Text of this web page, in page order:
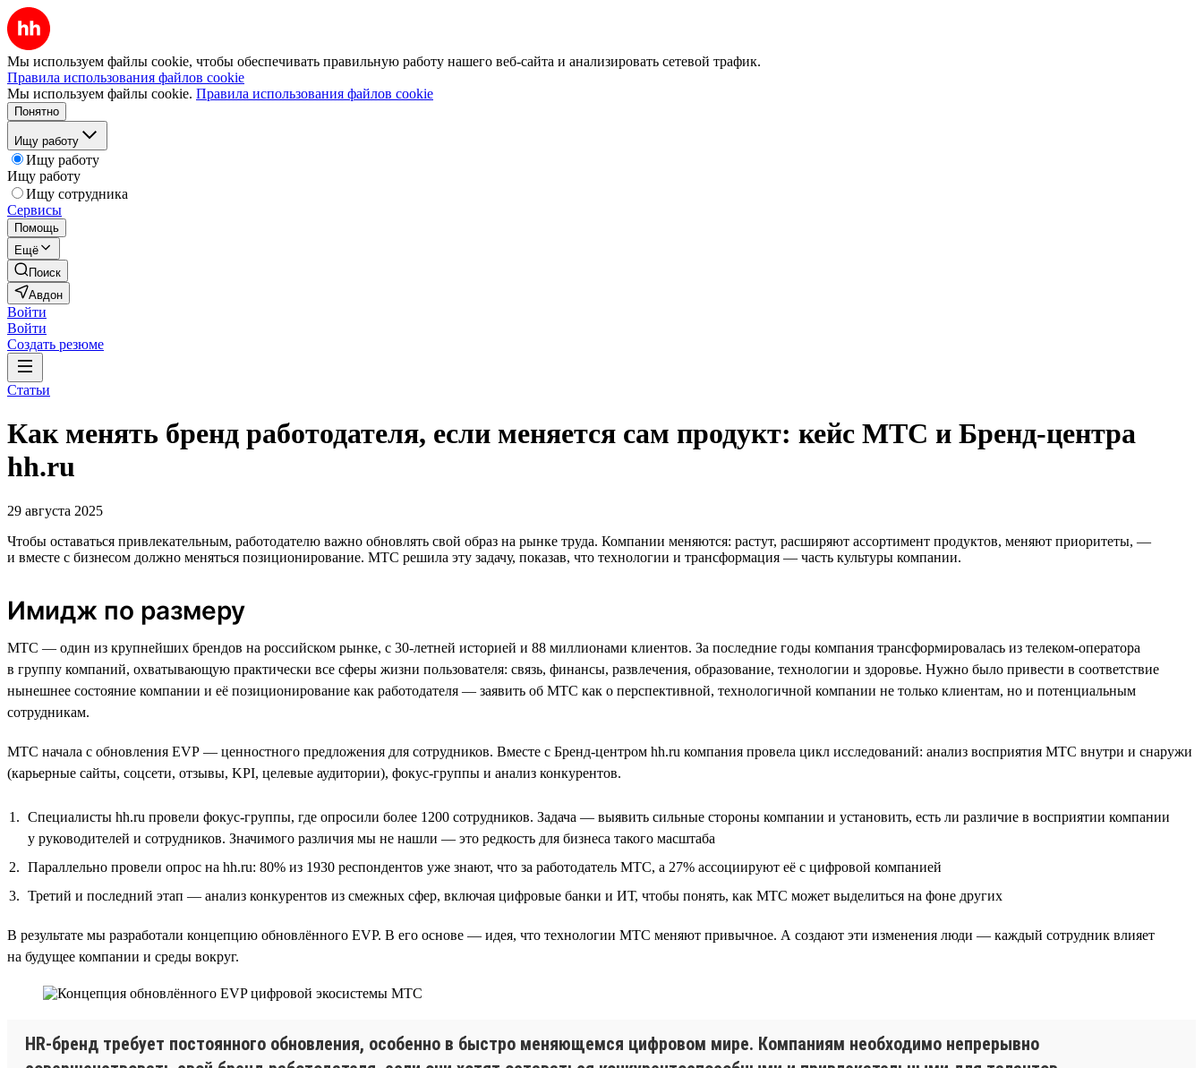
Мы используем файлы cookie, чтобы обеспечивать правильную работу нашего веб-сайта и анализировать сетевой трафик.
Правила использования файлов cookie
Мы используем файлы cookie. Правила использования файлов cookie
Понятно
Ищу работу
Ищу работу
Ищу работу
Ищу сотрудника
Сервисы
Помощь
Ещё
Поиск
Авдон
Войти
Войти
Создать резюме
Статьи
Как менять бренд работодателя, если меняется сам продукт: кейс МТС и Бренд-центра
hh.ru
29 августа 2025
Чтобы оставаться привлекательным, работодателю важно обновлять свой образ на рынке труда. Компании меняются: растут, расширяют ассортимент продуктов, меняют приоритеты, —
и вместе с бизнесом должно меняться позиционирование. МТС решила эту задачу, показав, что технологии и трансформация — часть культуры компании.
Имидж по размеру
МТС — один из крупнейших брендов на российском рынке, с 30-летней историей и 88 миллионами клиентов. За последние годы компания трансформировалась из телеком-оператора
в группу компаний, охватывающую практически все сферы жизни пользователя: связь, финансы, развлечения, образование, технологии и здоровье. Нужно было привести в соответствие
нынешнее состояние компании и её позиционирование как работодателя — заявить об МТС как о перспективной, технологичной компании не только клиентам, но и потенциальным
сотрудникам.
МТС начала с обновления EVP — ценностного предложения для сотрудников. Вместе с Бренд-центром hh.ru компания провела цикл исследований: анализ восприятия МТС внутри и снаружи
(карьерные сайты, соцсети, отзывы, KPI, целевые аудитории), фокус-группы и анализ конкурентов.
Специалисты hh.ru провели фокус-группы, где опросили более 1200 сотрудников. Задача — выявить сильные стороны компании и установить, есть ли различие в восприятии компании
у руководителей и сотрудников. Значимого различия мы не нашли — это редкость для бизнеса такого масштаба
Параллельно провели опрос на hh.ru: 80% из 1930 респондентов уже знают, что за работодатель МТС, а 27% ассоциируют её с цифровой компанией
Третий и последний этап — анализ конкурентов из смежных сфер, включая цифровые банки и ИТ, чтобы понять, как МТС может выделиться на фоне других
В результате мы разработали концепцию обновлённого EVP. В его основе — идея, что технологии МТС меняют привычное. А создают эти изменения люди — каждый сотрудник влияет
на будущее компании и среды вокруг.
HR-бренд требует постоянного обновления, особенно в быстро меняющемся цифровом мире. Компаниям необходимо непрерывно